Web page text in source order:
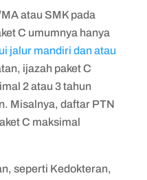
atau SMK pada
C umumnya hanya
jalur mandiri dan atau
ijazah paket C
2 atau 3 tahun
Misalnya, daftar PTN
C maksimal
seperti Kedokteran,